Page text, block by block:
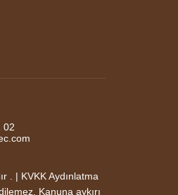
02
. | KVKK Aydınlatma
Kanuna aykırı